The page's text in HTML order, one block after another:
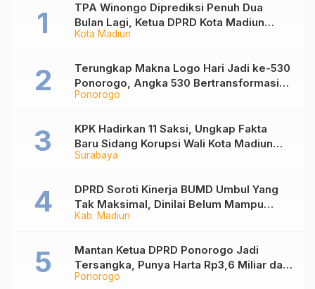
Kota Madiun
TPA Winongo Diprediksi Penuh Dua
Bulan Lagi, Ketua DPRD Kota Madiun
Desak Pemkot Percepat Penanganan
Ponorogo
Terungkap Makna Logo Hari Jadi ke-530
Ponorogo, Angka 530 Bertransformasi
Jadi Sekar Kinanthi
Surabaya
KPK Hadirkan 11 Saksi, Ungkap Fakta
Baru Sidang Korupsi Wali Kota Madiun
Nonaktif Maidi
Kab. Madiun
DPRD Soroti Kinerja BUMD Umbul Yang
Tak Maksimal, Dinilai Belum Mampu
Hasilkan PAD
Ponorogo
Mantan Ketua DPRD Ponorogo Jadi
Tersangka, Punya Harta Rp3,6 Miliar dan
Utang Rp1,4 Miliar